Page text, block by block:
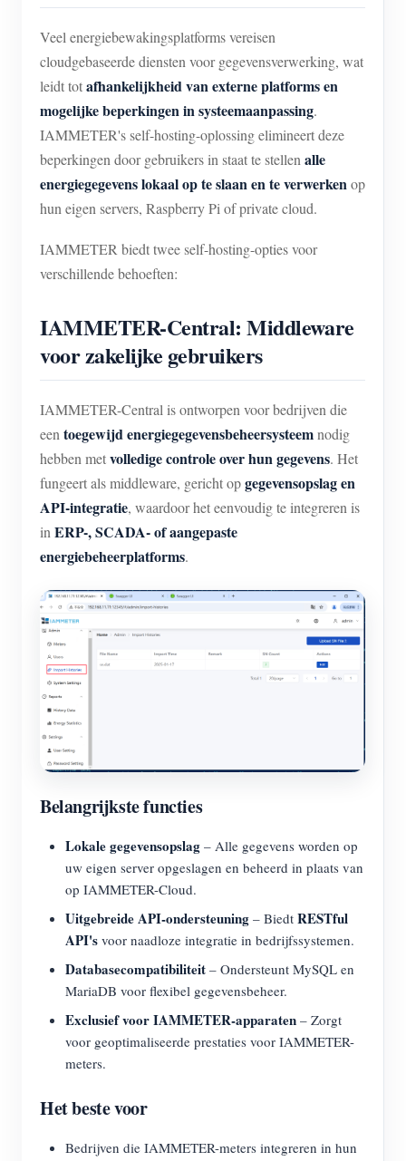
Veel energiebewakingsplatforms vereisen
cloudgebaseerde diensten voor gegevensverwerking, wat
leidt totafhankelijkheid van externe platforms en
mogelijke beperkingen in systeemaanpassing.
IAMMETER's self-hosting-oplossing elimineert deze
beperkingen door gebruikers in staat te stellenalle
energiegegevens lokaal op te slaan en te verwerkenop
hun eigen servers, Raspberry Pi of private cloud.
IAMMETER biedt twee self-hosting-opties voor
verschillende behoeften:
IAMMETER-Central: Middleware
voor zakelijke gebruikers
IAMMETER-Central is ontworpen voor bedrijven die
eentoegewijd energiegegevensbeheersysteemnodig
hebben metvolledige controle over hun gegevens. Het
fungeert als middleware, gericht opgegevensopslag en
API-integratie, waardoor het eenvoudig te integreren is
inERP-, SCADA- of aangepaste
energiebeheerplatforms.
Belangrijkste functies
Lokale gegevensopslag – Alle gegevens worden op
uw eigen server opgeslagen en beheerd in plaats van
op IAMMETER-Cloud.
Uitgebreide API-ondersteuning – Biedt RESTful
API's voor naadloze integratie in bedrijfssystemen.
Databasecompatibiliteit – Ondersteunt MySQL en
MariaDB voor flexibel gegevensbeheer.
Exclusief voor IAMMETER-apparaten – Zorgt
voor geoptimaliseerde prestaties voor IAMMETER-
meters.
Het beste voor
Bedrijven die IAMMETER-meters integreren in hun